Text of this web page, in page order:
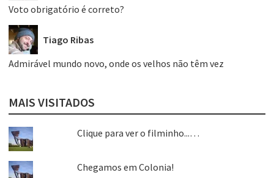
Voto obrigatório é correto?
Tiago Ribas
Admirável mundo novo, onde os velhos não têm vez
MAIS VISITADOS
Clique para ver o filminho...…
Chegamos em Colonia!